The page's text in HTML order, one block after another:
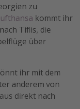
zu
kommt ihr
Tiflis, die
über
ihr mit dem
anderem von
direkt nach